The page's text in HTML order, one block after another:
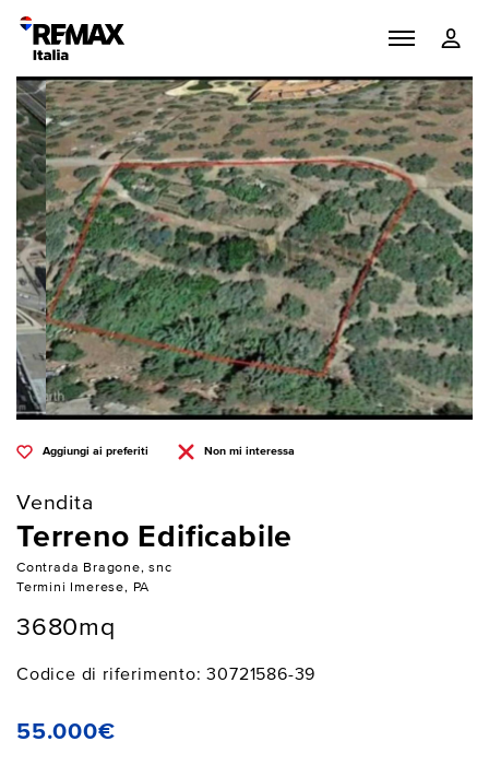
Aggiungi ai preferiti Non mi interessa
Vendita
Terreno Edificabile
Contrada Bragone, snc
Termini Imerese, PA
3680mq
Codice di riferimento: 30721586-39
55.000€